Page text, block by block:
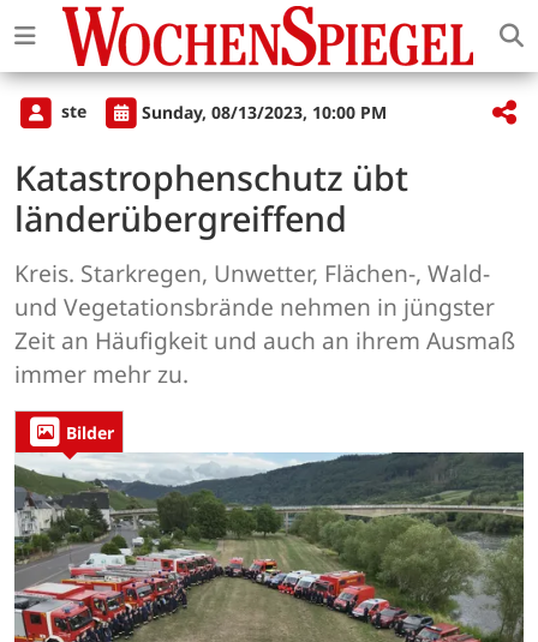
ste Sunday, 08/13/2023, 10:00 PM
Katastrophenschutz übt
länderübergreiffend
Kreis. Starkregen, Unwetter, Flächen-, Wald-
und Vegetationsbrände nehmen in jüngster
Zeit an Häufigkeit und auch an ihrem Ausmaß
immer mehr zu.
Bilder